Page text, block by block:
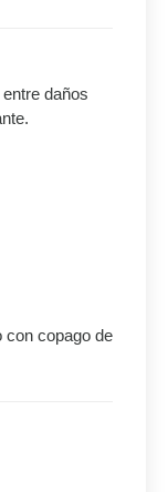
daños
con copago de